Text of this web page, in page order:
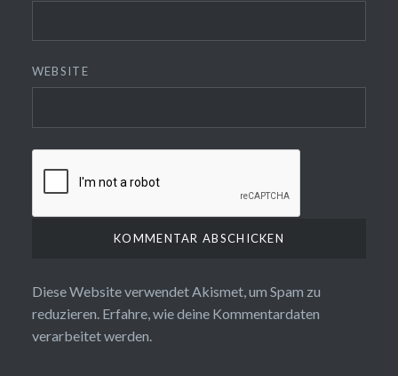
WEBSITE
Diese Website verwendet Akismet, um Spam zu
reduzieren. Erfahre, wie deine Kommentardaten
verarbeitet werden.